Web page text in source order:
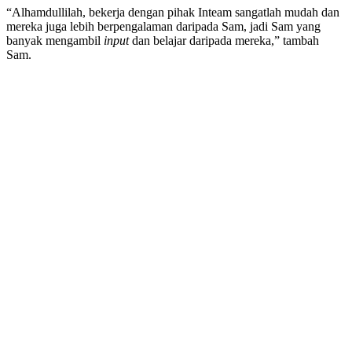
“Alhamdullilah, bekerja dengan pihak Inteam sangatlah mudah dan
mereka juga lebih berpengalaman daripada Sam, jadi Sam yang
banyak mengambil inputdan belajar daripada mereka,” tambah
Sam.